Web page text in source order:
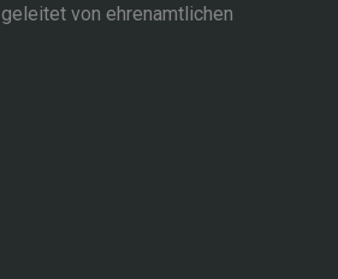
von ehrenamtlichen